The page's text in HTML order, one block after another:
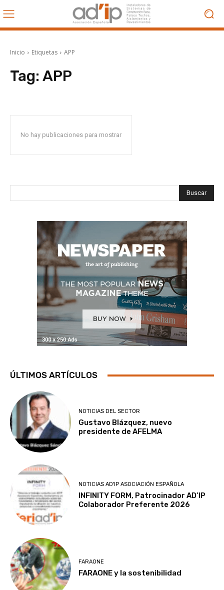
Inicio Etiquetas APP
Tag: APP
No hay publicaciones para mostrar
Buscar
ÚLTIMOS ARTÍCULOS
NOTICIAS DEL SECTOR
Gustavo Blázquez, nuevo
presidente de AFELMA
NOTICIAS AD'IP ASOCIACIÓN ESPAÑOLA
INFINITY FORM, Patrocinador AD’IP
Colaborador Preferente 2026
FARAONE
FARAONE y la sostenibilidad